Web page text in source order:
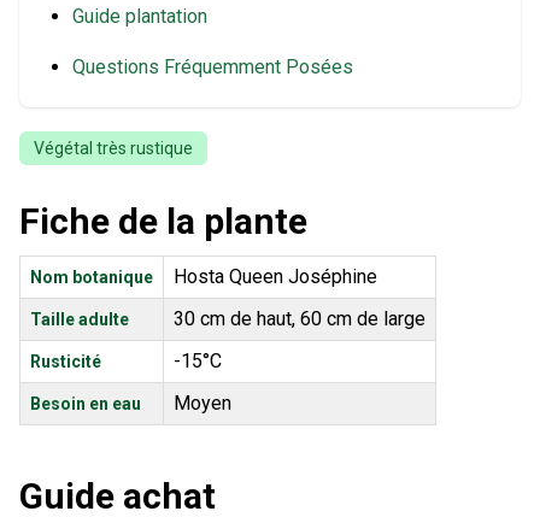
Guide plantation
Questions Fréquemment Posées
Végétal très rustique
Fiche de la plante
Nom botanique Hosta Queen Joséphine
Taille adulte 30 cm de haut, 60 cm de large
Rusticité -15°C
Besoin en eau Moyen
Guide achat